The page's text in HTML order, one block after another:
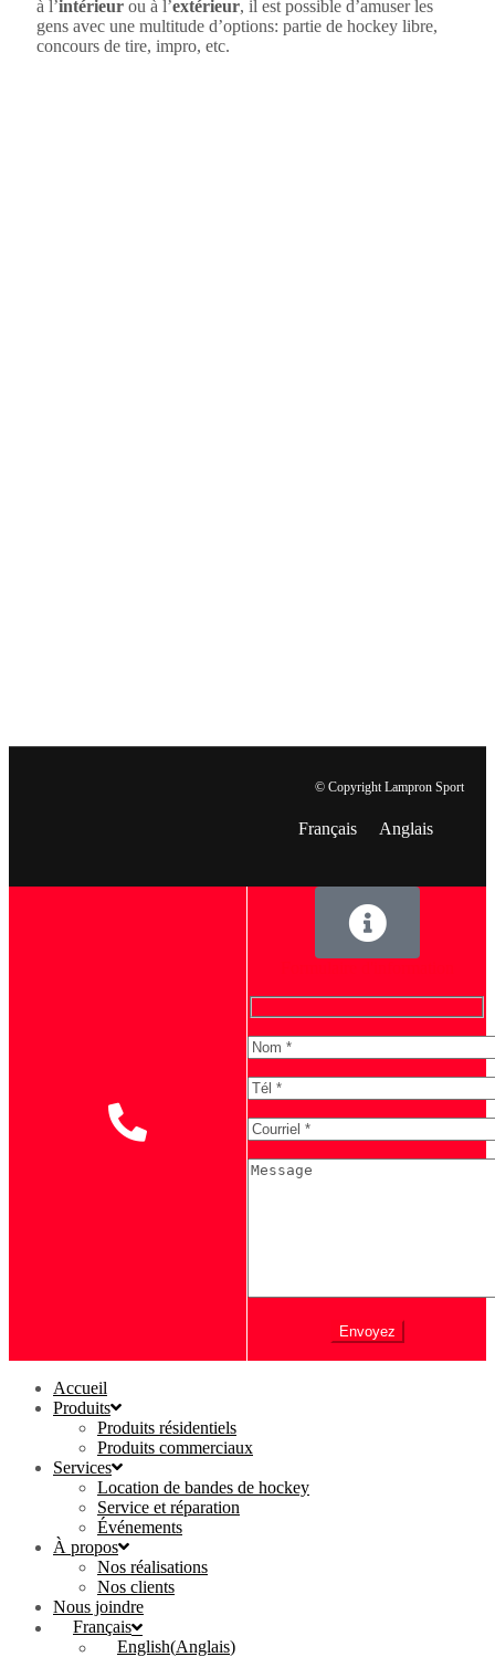
à l’intérieur ou à l’extérieur, il est possible d’amuser les
gens avec une multitude d’options: partie de hockey libre,
concours de tire, impro, etc.
© Copyright Lampron Sport
Français Anglais
Envoyez
Accueil
Produits
Produits résidentiels
Produits commerciaux
Services
Location de bandes de hockey
Service et réparation
Événements
À propos
Nos réalisations
Nos clients
Nous joindre
Français
English(Anglais)